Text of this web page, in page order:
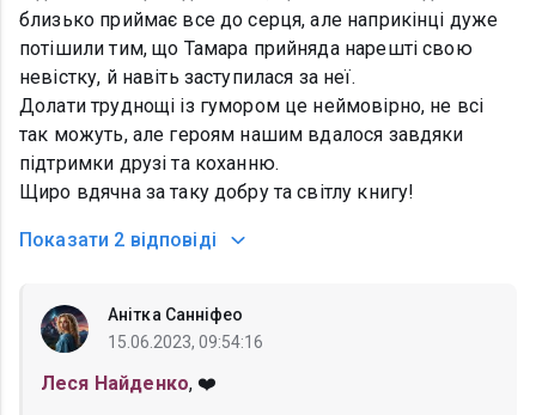
близько приймає все до серця, але наприкінці дуже
потішили тим, що Тамара прийняда нарешті свою
невістку, й навіть заступилася за неї.
Долати труднощі із гумором це неймовірно, не всі
так можуть, але героям нашим вдалося завдяки
підтримки друзі та коханню.
Щиро вдячна за таку добру та світлу книгу!
Показати 2 відповіді
Анітка Санніфео
15.06.2023, 09:54:16
Леся Найденко, ❤️